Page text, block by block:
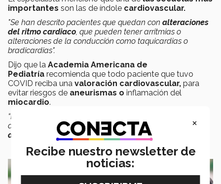
importantes son las de índole cardiovascular.
"Se han descrito pacientes que quedan con alteraciones
del ritmo cardiaco, que pueden tener arritmias o
alteraciones de la conducción como taquicardias o
bradicardias".
Dijo que la Academia Americana de
Pediatría recomienda que todo paciente que tuvo
COVID reciba una valoración cardiovascular, para
evitar riesgos de aneurismas o inflamación del
miocardio.
“Esta valoración se debe realizar previo a reanudar sus
actividades físicas por riesgo dearritmias
problemas
de conducción”,añadió.
×
Recibe nuestro newsletter de
noticias: